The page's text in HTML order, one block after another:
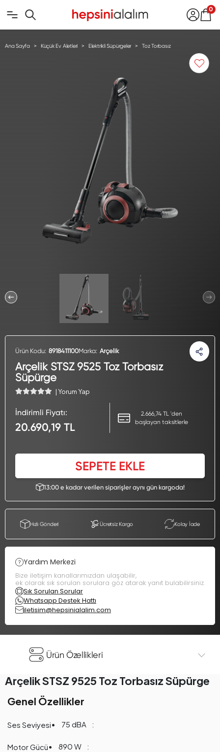
0
Ana Sayfa Küçük Ev Aletleri Elektrikli Süpürgeler Toz Torbasız
Ürün Kodu: 8918411100Marka: Arçelik
Arçelik STSZ 9525 Toz Torbasız
Süpürge
| Yorum Yap
İndirimli Fiyatı:
20.690,19 TL
2.666,74 TL 'den
başlayan taksitlerle
SEPETE EKLE
13:00 e kadar verilen siparişler aynı gün kargoda!
Hızlı Gönderi Ücretsiz Kargo Kolay İade
Yardım Merkezi
Bize iletişim kanallarımızdan ulaşabilir,
ek olarak sık sorulan sorulara göz atarak yanıt bulabilirsiniz.
Sık Sorulan Sorular
Whatsapp Destek Hattı
iletisim@hepsinialalim.com
Ürün Özellikleri
Arçelik STSZ 9525 Toz Torbasız Süpürge
Genel Özellikler
Ses Seviyesi 75 dBA
Motor Gücü 890 W